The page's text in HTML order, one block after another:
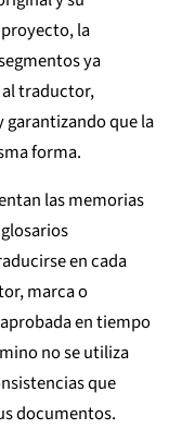
la
ya
traductor,
que la
forma.
las memorias
en cada
marca o
en tiempo
no se utiliza
que
documentos.